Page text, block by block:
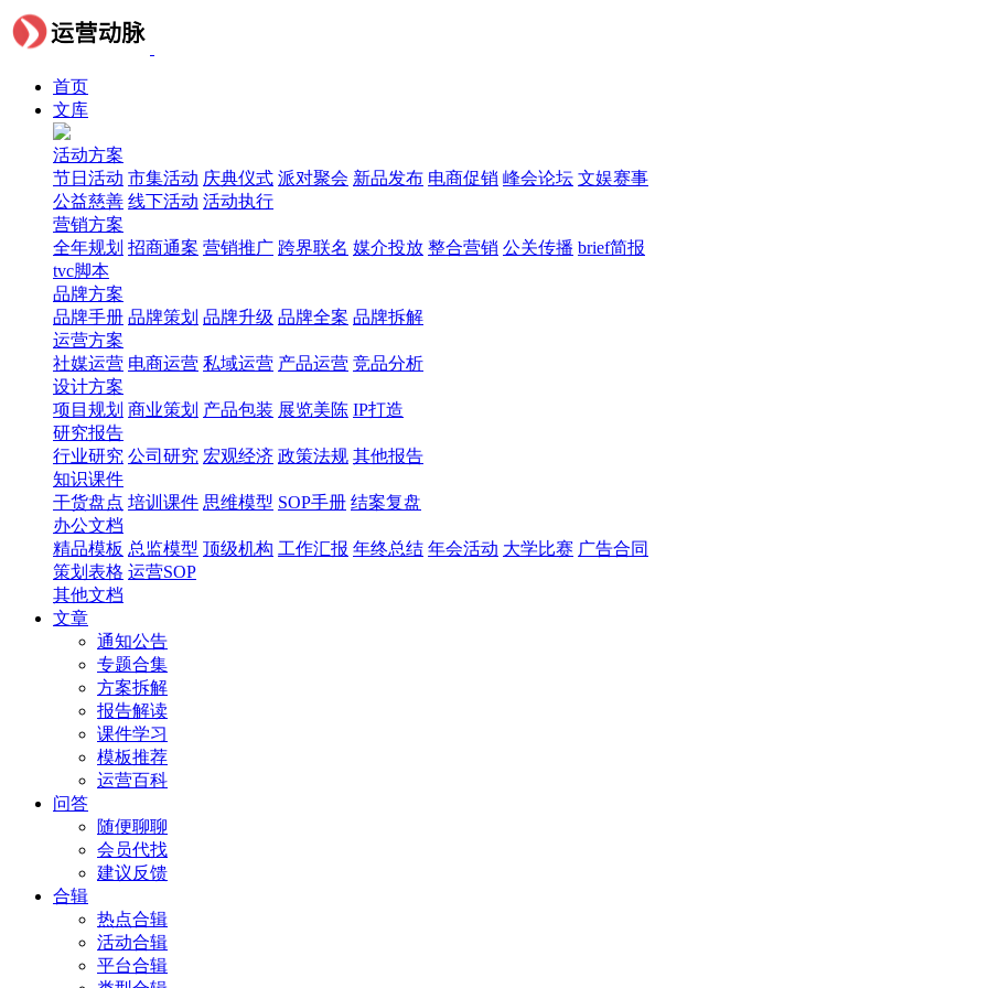
首页
文库
活动方案
节日活动 市集活动 庆典仪式 派对聚会 新品发布 电商促销 峰会论坛 文娱赛事
公益慈善 线下活动 活动执行
营销方案
全年规划 招商通案 营销推广 跨界联名 媒介投放 整合营销 公关传播 brief简报
tvc脚本
品牌方案
品牌手册 品牌策划 品牌升级 品牌全案 品牌拆解
运营方案
社媒运营 电商运营 私域运营 产品运营 竞品分析
设计方案
项目规划 商业策划 产品包装 展览美陈 IP打造
研究报告
行业研究 公司研究 宏观经济 政策法规 其他报告
知识课件
干货盘点 培训课件 思维模型 SOP手册 结案复盘
办公文档
精品模板 总监模型 顶级机构 工作汇报 年终总结 年会活动 大学比赛 广告合同
策划表格 运营SOP
其他文档
文章
通知公告
专题合集
方案拆解
报告解读
课件学习
模板推荐
运营百科
问答
随便聊聊
会员代找
建议反馈
合辑
热点合辑
活动合辑
平台合辑